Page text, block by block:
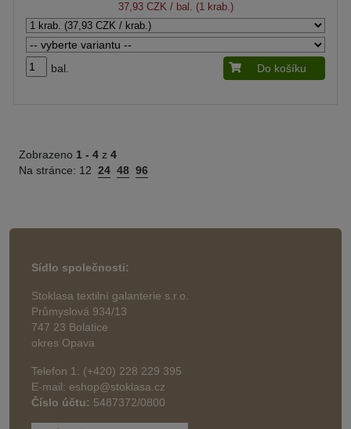
37,93 CZK / bal. (1 krab.)
bal. Do košíku
Zobrazeno 1 - 4 z 4
Na stránce: 12 24 48 96
Sídlo společnosti:
Stoklasa textilní galanterie s.r.o.
Průmyslová 934/13
747 23 Bolatice
okres Opava
Telefon 1: (+420) 228 229 395
E-mail: eshop@stoklasa.cz
Číslo účtu: 5487372/0800